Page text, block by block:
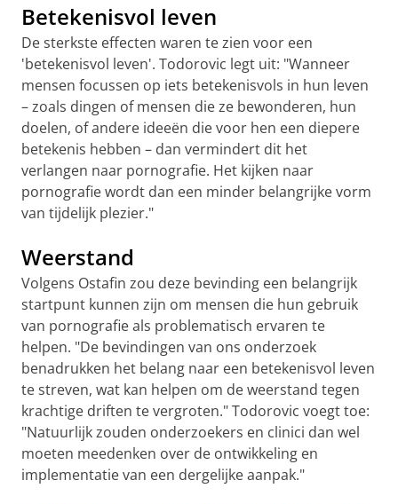
Betekenisvol leven
De sterkste effecten waren te zien voor een
'betekenisvol leven'. Todorovic legt uit: "Wanneer
mensen focussen op iets betekenisvols in hun leven
– zoals dingen of mensen die ze bewonderen, hun
doelen, of andere ideeën die voor hen een diepere
betekenis hebben – dan vermindert dit het
verlangen naar pornografie. Het kijken naar
pornografie wordt dan een minder belangrijke vorm
van tijdelijk plezier."
Weerstand
Volgens Ostafin zou deze bevinding een belangrijk
startpunt kunnen zijn om mensen die hun gebruik
van pornografie als problematisch ervaren te
helpen. "De bevindingen van ons onderzoek
benadrukken het belang naar een betekenisvol leven
te streven, wat kan helpen om de weerstand tegen
krachtige driften te vergroten." Todorovic voegt toe:
"Natuurlijk zouden onderzoekers en clinici dan wel
moeten meedenken over de ontwikkeling en
implementatie van een dergelijke aanpak."